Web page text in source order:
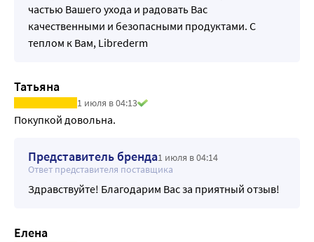
частью Вашего ухода и радовать Вас
качественными и безопасными продуктами. С
теплом к Вам, Librederm
Татьяна
1 июля в 04:13
Покупкой довольна.
Представитель бренда1 июля в 04:14
Ответ представителя поставщика
Здравствуйте! Благодарим Вас за приятный отзыв!
Елена